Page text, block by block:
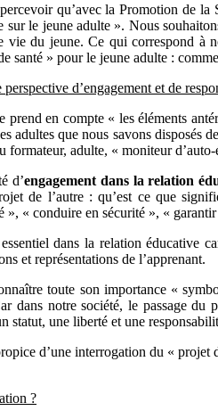
qu’avec la Promotion de
sur le jeune adulte ». Nous
vie du jeune. Ce qui correspond à
santé » pour le jeune adulte :
d’engagement et de
prend en compte « les éléments
adultes que nous savons disposés
formateur, adulte, « moniteur
d’engagement dans la relation
de l’autre : qu’est ce que
», « conduire en sécurité », «
dans la relation éducative
et représentations de l’apprenant.
toute son importance «
dans notre société, le passage du
statut, une liberté et une
d’une interrogation du « projet
?